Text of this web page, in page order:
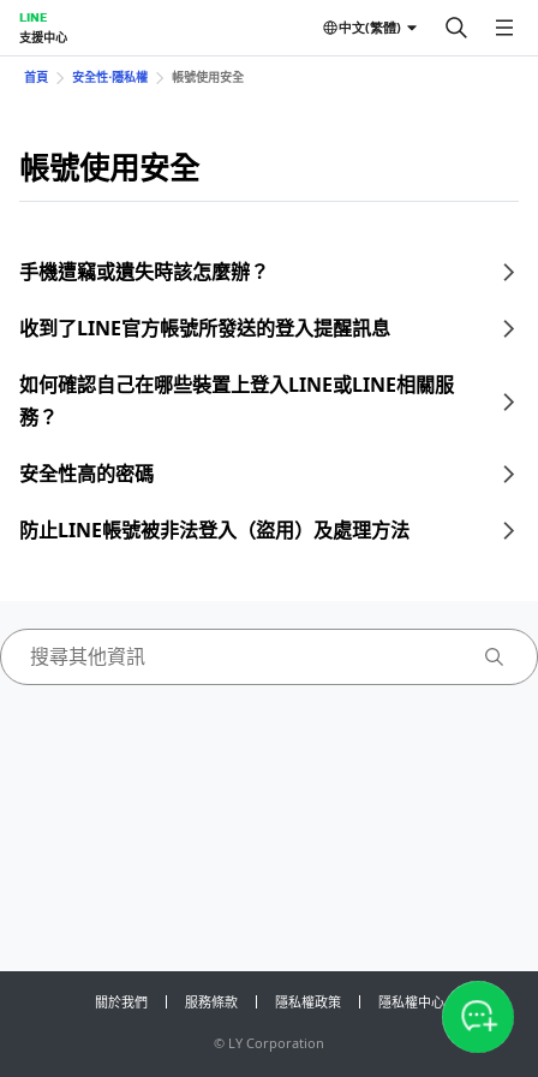
LINE
支援中心
中文(繁體)
首頁 安全性⋅隱私權 帳號使用安全
帳號使用安全
手機遭竊或遺失時該怎麼辦？
收到了LINE官方帳號所發送的登入提醒訊息
如何確認自己在哪些裝置上登入LINE或LINE相關服
務？
安全性高的密碼
防止LINE帳號被非法登入（盜用）及處理方法
關於我們 服務條款 隱私權政策 隱私權中心
© LY Corporation